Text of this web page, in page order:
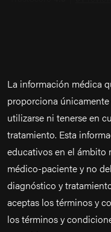
La información médica
proporciona
utilizarse ni tenerse en
tratamiento. Esta
educativos en el ámbito
médico-paciente y no
diagnóstico y
aceptas los términos y
los términos y